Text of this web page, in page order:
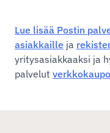
Lue lisää Postin
asiakkaille ja
yritysasiakkaaksi ja
palvelut